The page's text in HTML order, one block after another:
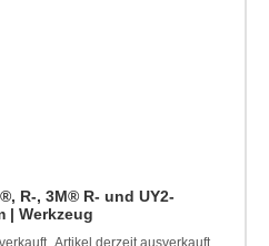
R-, 3M® R- und UY2-
| Werkzeug
Artikel derzeit ausverkauft